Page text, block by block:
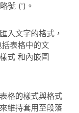
號 (')。
入文字的格式，
表格中的文
式 和內嵌圖
格的樣式與格式
維持套用至段落